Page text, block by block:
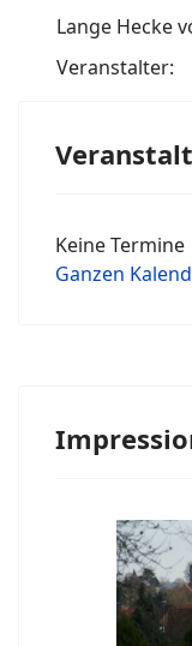
Lange Hecke
Veranstalter:
Keine Termine
Ganzen